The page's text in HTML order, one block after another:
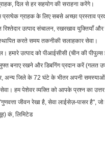
दिल से हर सहयोग की सराहना करेंगे।
ग्राहक के लिए सबसे अच्छा प्रस्ताव
उत्पाद संचालन, रखरखाव युक्तियाँ
करते समय तकनीकी सलाहकार सेवा।
हमारे उत्पाद को पीआईसीसी (चीन की
बनाए रखने और डिबगिंग प्रदान करें (गलत
अन्य जिले के 72 घंटे के भीतर अपनी समस्याओं
हम पेशेवर व्यक्ति को आपके प्रश्न का
जीवन रेखा है, सेवा लाईसेज़-पासर है",
कं, लिमिटेड